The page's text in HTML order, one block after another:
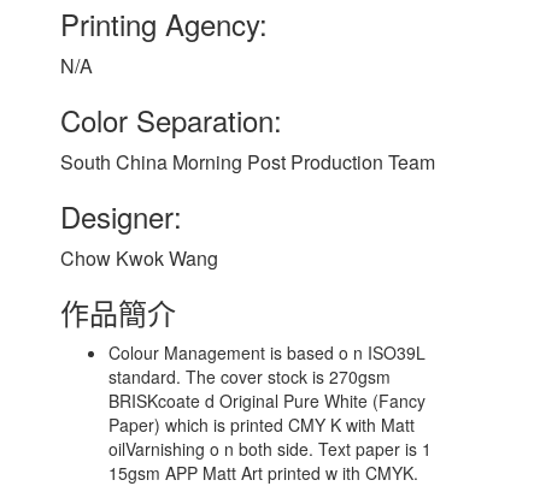
Printing Agency:
N/A
Color Separation:
South China Morning Post Production Team
Designer:
Chow Kwok Wang
作品簡介
Colour Management is based o n ISO39L
standard. The cover stock is 270gsm
BRISKcoate d Original Pure White (Fancy
Paper) which is printed CMY K with Matt
oilVarnishing o n both side. Text paper is 1
15gsm APP Matt Art printed w ith CMYK.